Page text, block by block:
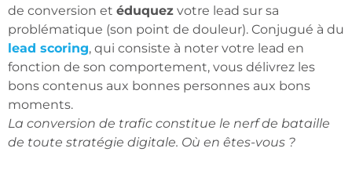
de conversion et éduquez votre lead sur sa
problématique (son point de douleur). Conjugué à du
lead scoring, qui consiste à noter votre lead en
fonction de son comportement, vous délivrez les
bons contenus aux bonnes personnes aux bons
moments.
La conversion de trafic constitue le nerf de bataille
de toute stratégie digitale. Où en êtes-vous ?